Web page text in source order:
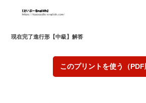
現在完了進行形 【中級】解答
このプリントを使う（PDF